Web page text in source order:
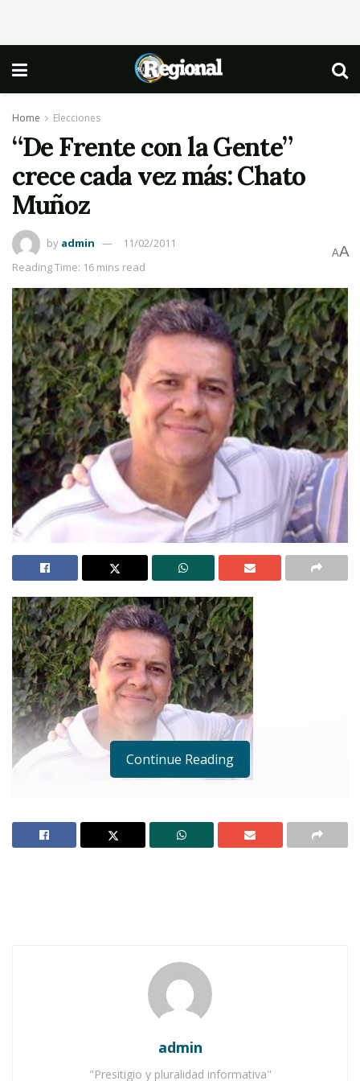
Home Elecciones
“De Frente con la Gente”
crece cada vez más: Chato
Muñoz
by admin
11/02/2011
Reading Time: 16 mins read
AA
Aguilar).-
“El Movimiento Ciudadano «De Frente
ixtlenses tanto de la cabecera municipal como
de todas las comunidades”.
La declaración anterior corresponde al profesor
Continue Reading
admin
"Presitigio y pluralidad informativa"